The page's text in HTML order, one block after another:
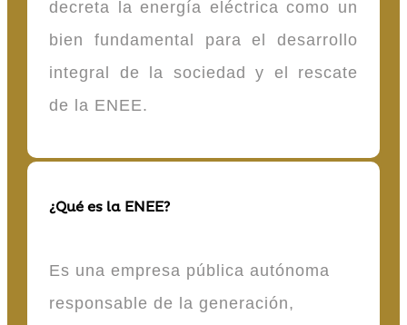
decreta la energía eléctrica como un
bien fundamental para el desarrollo
integral de la sociedad y el rescate
de la ENEE.
¿Qué es la ENEE?
Es una empresa pública autónoma
responsable de la generación,